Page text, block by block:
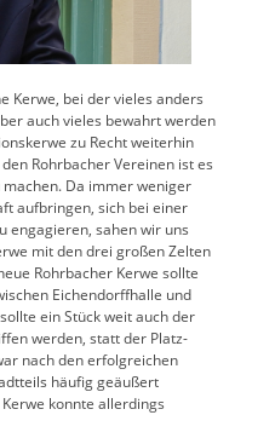
Kerwe, bei der vieles anders
auch vieles bewahrt werden
zu Recht weiterhin
Rohrbacher Vereinen ist es
Da immer weniger
aufbringen, sich bei einer
engagieren, sahen wir uns
mit den drei großen Zelten
Rohrbacher Kerwe sollte
Eichendorffhalle und
ein Stück weit auch der
werden, statt der Platz-
nach den erfolgreichen
häufig geäußert
konnte allerdings